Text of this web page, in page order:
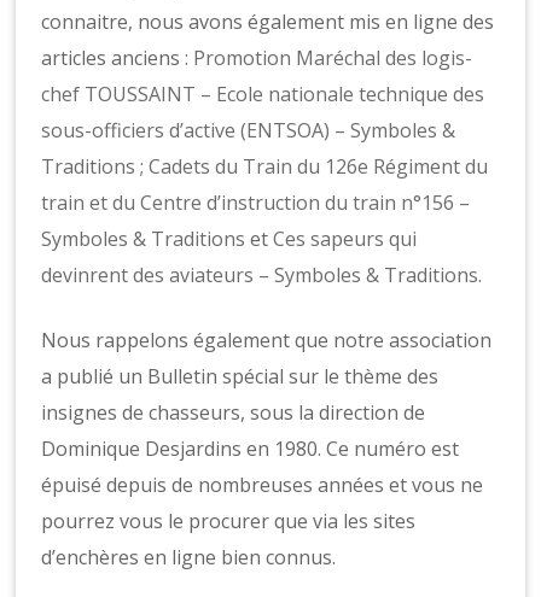
connaitre, nous avons également mis en ligne des
articles anciens : Promotion Maréchal des logis-
chef TOUSSAINT – Ecole nationale technique des
sous-officiers d’active (ENTSOA) – Symboles &
Traditions ;Cadets du Train du 126e Régiment du
train et du Centre d’instruction du train n°156 –
Symboles & Traditions etCes sapeurs qui
devinrent des aviateurs – Symboles & Traditions.
Nous rappelons également que notre association
a publié un Bulletin spécial sur le thème des
insignes de chasseurs, sous la direction de
Dominique Desjardins en 1980. Ce numéro est
épuisé depuis de nombreuses années et vous ne
pourrez vous le procurer que via les sites
d’enchères en ligne bien connus.